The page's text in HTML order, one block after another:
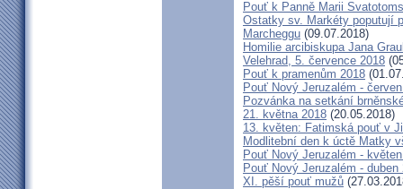
Pouť k Panně Marii
Ostatky sv. Markéty poputují
Marcheggu (09.07.2018)
Homilie arcibiskupa Jana
Velehrad, 5. července 2018
Pouť k pramenům 2018
Pouť Nový Jeruzalém -
Pozvánka na setkání
21. května 2018 (20.05.2018)
13. květen: Fatimská pouť v
Modlitební den k úctě Matky
Pouť Nový Jeruzalém -
Pouť Nový Jeruzalém - duben
XI. pěší pouť mužů